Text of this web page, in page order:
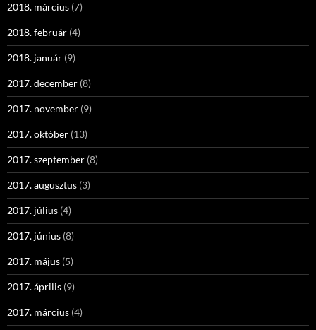
2018. március (7)
2018. február (4)
2018. január (9)
2017. december (8)
2017. november (9)
2017. október (13)
2017. szeptember (8)
2017. augusztus (3)
2017. július (4)
2017. június (8)
2017. május (5)
2017. április (9)
2017. március (4)